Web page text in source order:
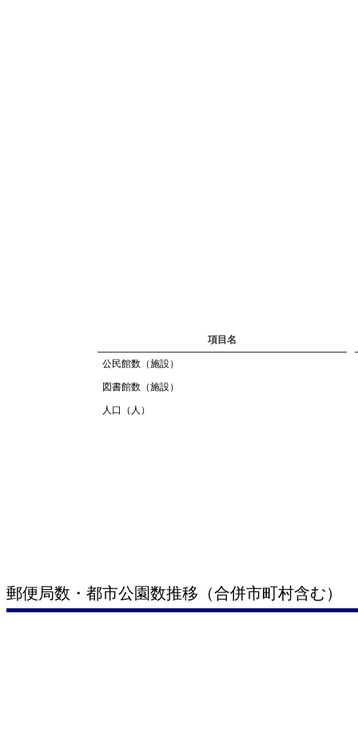
項目名
公民館数（施設）
図書館数（施設）
人口（人）
郵便局数・都市公園数推移（合併市町村含む）